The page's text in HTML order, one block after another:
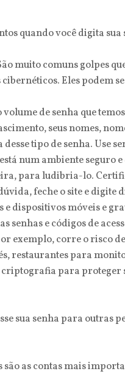
quando você digita
muito comuns golpes
Eles podem
de senha que
seus nomes,
tipo de senha. Use
num ambiente seguro
para ludibria-lo.
feche o site e digite
móveis e
senhas e códigos de
exemplo, corre o risco
restaurantes para
para proteger
sua senha para outras
as contas mais